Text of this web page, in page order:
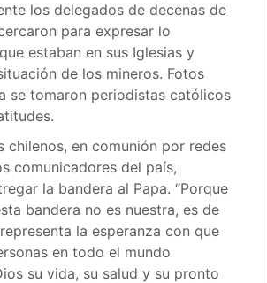
los delegados de decenas de
para expresar lo
estaban en sus Iglesias y
de los mineros. Fotos
se tomaron periodistas católicos
chilenos, en comunión por redes
comunicadores del país,
la bandera al Papa. “Porque
bandera no es nuestra, es de
la esperanza con que
en todo el mundo
su vida, su salud y su pronto